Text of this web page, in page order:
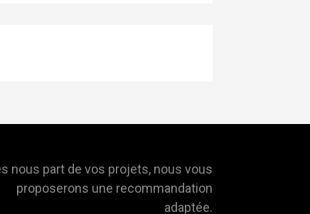
nous part de vos projets, nous vous
proposerons une recommandation
adaptée.